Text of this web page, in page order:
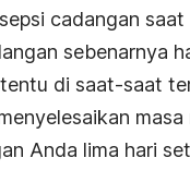
cadangan saat
sebenarnya
di saat-saat
Anda lima hari